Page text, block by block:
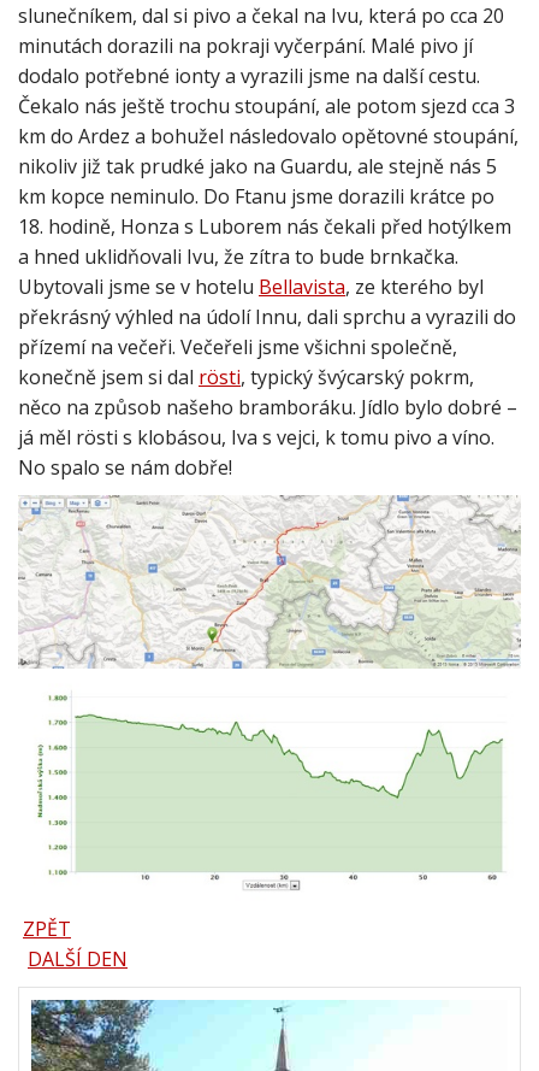
slunečníkem, dal si pivo a čekal na Ivu, která po cca 20
minutách dorazili na pokraji vyčerpání. Malé pivo jí
dodalo potřebné ionty a vyrazili jsme na další cestu.
Čekalo nás ještě trochu stoupání, ale potom sjezd cca 3
km do Ardez a bohužel následovalo opětovné stoupání,
nikoliv již tak prudké jako na Guardu, ale stejně nás 5
km kopce neminulo. Do Ftanu jsme dorazili krátce po
18. hodině, Honza s Luborem nás čekali před hotýlkem
a hned uklidňovali Ivu, že zítra to bude brnkačka.
Ubytovali jsme se v hotelu Bellavista, ze kterého byl
překrásný výhled na údolí Innu, dali sprchu a vyrazili do
přízemí na večeři. Večeřeli jsme všichni společně,
konečně jsem si dal rösti, typický švýcarský pokrm,
něco na způsob našeho bramboráku. Jídlo bylo dobré –
já měl rösti s klobásou, Iva s vejci, k tomu pivo a víno.
No spalo se nám dobře!
ZPĚT
DALŠÍ DEN